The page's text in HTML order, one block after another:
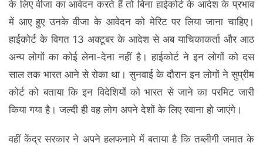
के लिए वीजा का आवेदन करते हैं तो बिना हाईकोर्ट के आदेश के प्रभाव
में आए हुए उनके वीजा के आवेदन को मेरिट पर लिया जाना चाहिए।
हाईकोर्ट के विगत 13 अक्टूबर के आदेश से अब याचिकाकर्ता और आठ
अन्य लोगों का कोई लेना-देना नहीं है। हाईकोर्ट ने इन लोगों को दस
साल तक भारत आने से रोका था। सुनवाई के दौरान इन लोगों ने सुप्रीम
कोर्ट को बताया कि इन विदेशियों को भारत से जाने का परमिट जारी
किया गया है। जल्दी ही वह लोग अपने देशों के लिए रवाना हो जाएंगे।
वहीं केंद्र सरकार ने अपने हलफनामे में बताया है कि तब्लीगी जमात के